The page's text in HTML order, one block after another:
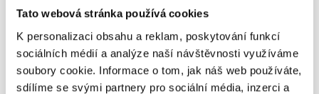
Tato webová stránka používá cookies
K personalizaci obsahu a reklam, poskytování funkcí
sociálních médií a analýze naší návštěvnosti využíváme
soubory cookie. Informace o tom, jak náš web používáte,
sdílíme se svými partnery pro sociální média, inzerci a
Oficiální distribuce
Wella Professionals NutriCurls
Curls micelární šampon na
Wella Professionals
L'Oréal Professionnel Curl
Expression šampon na kudrnaté
L'Oréal Professionnel